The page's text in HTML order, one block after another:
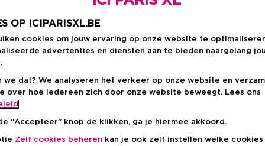
OP ICIPARISXL.BE
cookies om jouw ervaring op onze website te
advertenties en diensten aan te bieden naargelang
we dat? We analyseren het verkeer op onze website en
over hoe iedereen zich door onze website beweegt. Lees ons
“Accepteer” knop de klikken, ga je hiermee akkoord.
Zelf cookies beheren kan je ook zelf instellen welke cookies